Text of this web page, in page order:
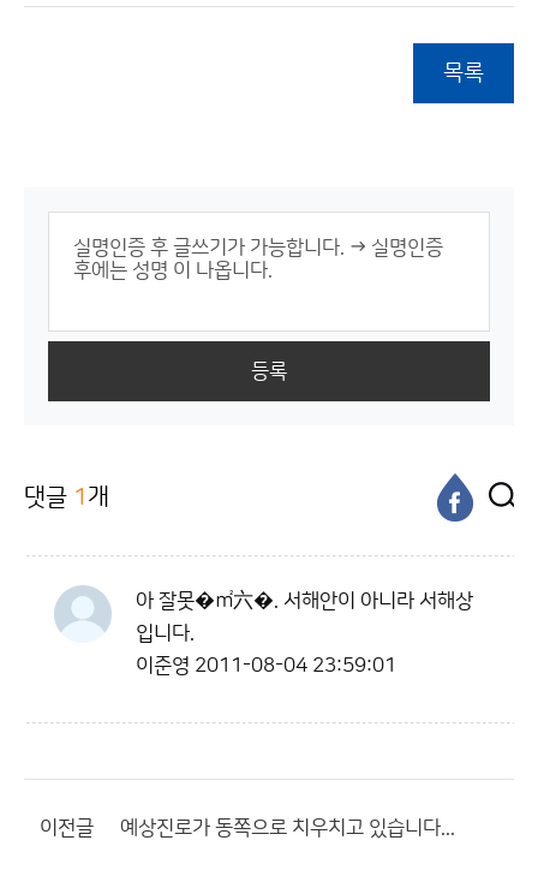
목록
등록
댓글 1 개
아 잘못�㎡六�. 서해안이 아니라 서해상
입니다.
이준영 2011-08-04 23:59:01
이전글 예상진로가 동쪽으로 치우치고 있습니다...